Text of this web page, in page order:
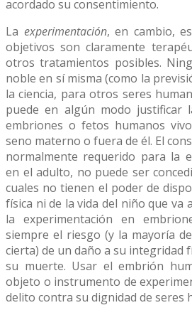
acordado su consentimiento.
La experimentación, en cambio,
objetivos son claramente
otros tratamientos posibles.
noble en sí misma (como la
la ciencia, para otros seres
puede en algún modo justificar
embriones o fetos humanos
seno materno o fuera de él. El
normalmente requerido para la
en el adulto, no puede ser
cuales no tienen el poder de
física ni de la vida del niño que va
la experimentación en
siempre el riesgo (y la mayoría
cierta) de un daño a su integridad
su muerte. Usar el embrión
objeto o instrumento de
delito contra su dignidad de seres